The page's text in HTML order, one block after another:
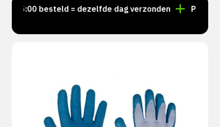
15:00 besteld = dezelfde dag verzonden